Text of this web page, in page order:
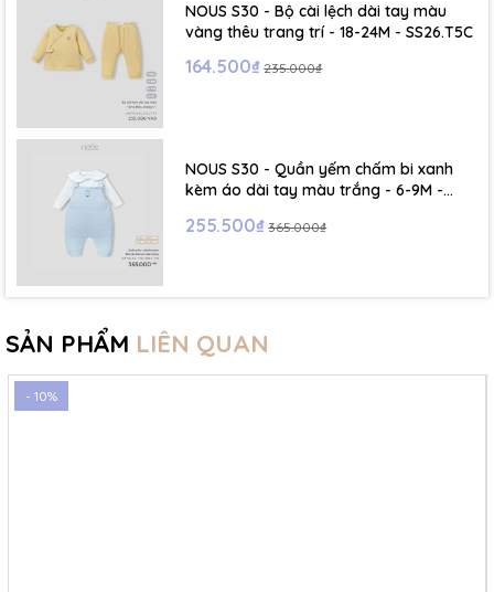
NOUS S30 - Bộ cài lệch dài tay màu
vàng thêu trang trí - 18-24M - SS26.T5C
164.500₫ 235.000₫
NOUS S30 - Quần yếm chấm bi xanh
kèm áo dài tay màu trắng - 6-9M -
255.500₫ 365.000₫
SẢN PHẨM LIÊN QUAN
- 10%